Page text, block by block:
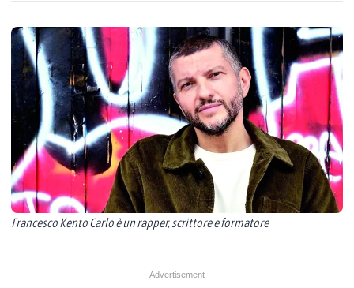
Francesco Kento Carlo è un rapper, scrittore e formatore